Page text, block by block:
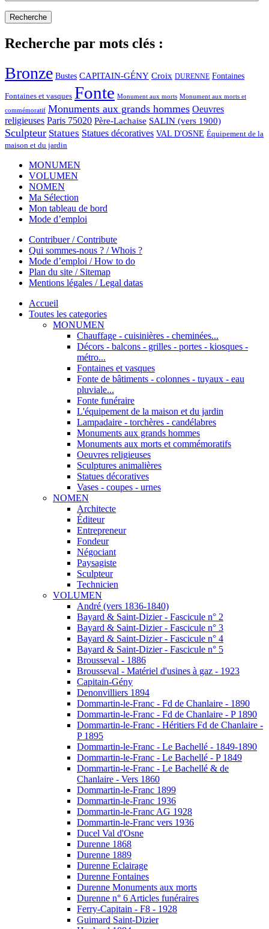
Recherche par mots clés :
Bronze Bustes CAPITAIN-GÉNY Croix DURENNE Fontaines
Fontaines et vasques Fonte Monument aux morts Monument aux morts et
commémoratif Monuments aux grands hommes Oeuvres
religieuses Paris 75020 Père-Lachaise SALIN (vers 1900)
Sculpteur Statues Statues décoratives VAL D'OSNE Équipement de la
maison et du jardin
MONUMEN
VOLUMEN
NOMEN
Ma Sélection
Mon tableau de bord
Mode d’emploi
Contribuer / Contribute
Qui sommes-nous ? / Whois ?
Mode d’emploi / How to do
Plan du site / Sitemap
Mentions légales / Legal datas
Accueil
Toutes les categories
MONUMEN
Chauffage - cuisinières - cheminées...
Décors - balcons - grilles - portes - kiosques -
métro...
Fontaines et vasques
Fonte de bâtiments - colonnes - tuyaux - eau
pluviale...
Fonte funéraire
L'équipement de la maison et du jardin
Lampadaire - torchères - candélabres
Monuments aux grands hommes
Monuments aux morts et commémoratifs
Oeuvres religieuses
Sculptures animalières
Statues décoratives
Vases - coupes - urnes
NOMEN
Architecte
Éditeur
Entrepreneur
Fondeur
Négociant
Paysagiste
Sculpteur
Technicien
VOLUMEN
André (vers 1836-1840)
Bayard & Saint-Dizier - Fascicule n° 2
Bayard & Saint-Dizier - Fascicule n° 3
Bayard & Saint-Dizier - Fascicule n° 4
Bayard & Saint-Dizier - Fascicule n° 5
Brousseval - 1886
Brousseval - Matériel d'usines à gaz - 1923
Capitain-Gény
Denonvilliers 1894
Dommartin-le-Franc - Fd de Chanlaire - 1890
Dommartin-le-Franc - Fd de Chanlaire - P 1890
Dommartin-le-Franc - Héritiers Fd de Chanlaire -
P 1895
Dommartin-le-Franc - Le Bachellé - 1849-1890
Dommartin-le-Franc - Le Bachellé - P 1849
Dommartin-le-Franc - Le Bachellé & de
Chanlaire - Vers 1860
Dommartin-le-Franc 1899
Dommartin-le-Franc 1936
Dommartin-le-Franc AG 1928
Dommartin-le-Franc vers 1936
Ducel Val d'Osne
Durenne 1868
Durenne 1889
Durenne Eclairage
Durenne Fontaines
Durenne Monuments aux morts
Durenne n° 6 Articles funéraires
Ferry-Capitain - F8 - 1928
Guimard Saint-Dizier